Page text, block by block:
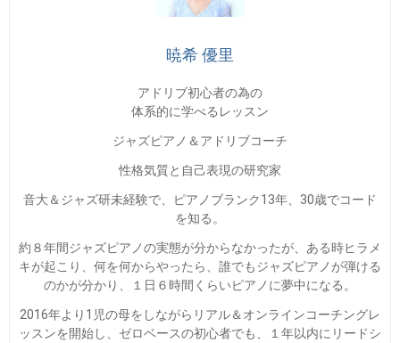
暁希 優里
アドリブ初心者の為の
体系的に学べるレッスン
ジャズピアノ＆アドリブコーチ
性格気質と自己表現の研究家
音大＆ジャズ研未経験で、ピアノブランク13年、30歳でコード
を知る。
約８年間ジャズピアノの実態が分からなかったが、ある時ヒラメ
キが起こり、何を何からやったら、誰でもジャズピアノが弾ける
のかが分かり、１日６時間くらいピアノに夢中になる。
2016年より1児の母をしながらリアル＆オンラインコーチングレ
ッスンを開始し、ゼロベースの初心者でも、１年以内にリードシ